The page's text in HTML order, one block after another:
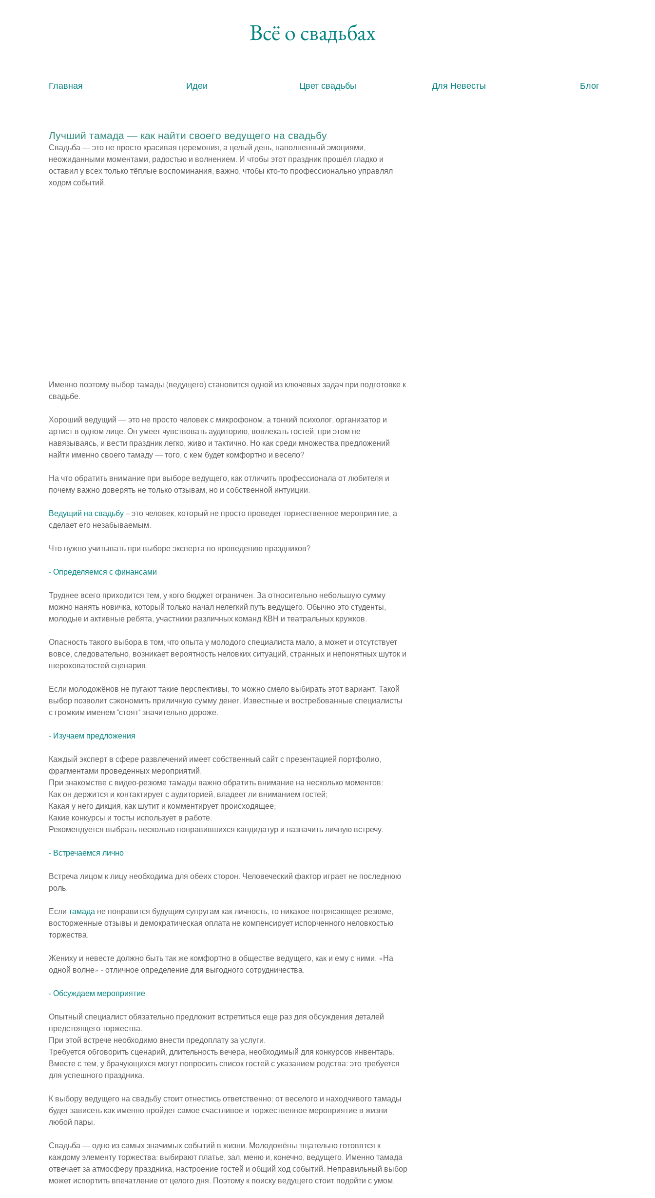
Всё о свадьбах
Главная Идеи Цвет свадьбы Для Невесты Блог
Лучший тамада — как найти своего ведущего на свадьбу
Свадьба — это не просто красивая церемония, а целый день, наполненный эмоциями,
неожиданными моментами, радостью и волнением. И чтобы этот праздник прошёл гладко и
оставил у всех только тёплые воспоминания, важно, чтобы кто-то профессионально управлял
ходом событий.
Именно поэтому выбор тамады (ведущего) становится одной из ключевых задач при подготовке к
свадьбе.
Хороший ведущий — это не просто человек с микрофоном, а тонкий психолог, организатор и
артист в одном лице. Он умеет чувствовать аудиторию, вовлекать гостей, при этом не
навязываясь, и вести праздник легко, живо и тактично. Но как среди множества предложений
найти именно своего тамаду — того, с кем будет комфортно и весело?
На что обратить внимание при выборе ведущего, как отличить профессионала от любителя и
почему важно доверять не только отзывам, но и собственной интуиции.
Ведущий на свадьбу – это человек, который не просто проведет торжественное мероприятие, а
сделает его незабываемым.
Что нужно учитывать при выборе эксперта по проведению праздников?
- Определяемся с финансами
Труднее всего приходится тем, у кого бюджет ограничен. За относительно небольшую сумму
можно нанять новичка, который только начал нелегкий путь ведущего. Обычно это студенты,
молодые и активные ребята, участники различных команд КВН и театральных кружков.
Опасность такого выбора в том, что опыта у молодого специалиста мало, а может и отсутствует
вовсе, следовательно, возникает вероятность неловких ситуаций, странных и непонятных шуток и
шероховатостей сценария.
Если молодожёнов не пугают такие перспективы, то можно смело выбирать этот вариант. Такой
выбор позволит сэкономить приличную сумму денег. Известные и востребованные специалисты
с громким именем "стоят" значительно дороже.
- Изучаем предложения
Каждый эксперт в сфере развлечений имеет собственный сайт с презентацией портфолио,
фрагментами проведенных мероприятий.
При знакомстве с видео-резюме тамады важно обратить внимание на несколько моментов:
Как он держится и контактирует с аудиторией, владеет ли вниманием гостей;
Какая у него дикция, как шутит и комментирует происходящее;
Какие конкурсы и тосты использует в работе.
Рекомендуется выбрать несколько понравившихся кандидатур и назначить личную встречу.
- Встречаемся лично
Встреча лицом к лицу необходима для обеих сторон. Человеческий фактор играет не последнюю
роль.
Если тамада не понравится будущим супругам как личность, то никакое потрясающее резюме,
восторженные отзывы и демократическая оплата не компенсирует испорченного неловкостью
торжества.
Жениху и невесте должно быть так же комфортно в обществе ведущего, как и ему с ними. «На
одной волне» - отличное определение для выгодного сотрудничества.
- Обсуждаем мероприятие
Опытный специалист обязательно предложит встретиться еще раз для обсуждения деталей
предстоящего торжества.
При этой встрече необходимо внести предоплату за услуги.
Требуется обговорить сценарий, длительность вечера, необходимый для конкурсов инвентарь.
Вместе с тем, у брачующихся могут попросить список гостей с указанием родства: это требуется
для успешного праздника.
К выбору ведущего на свадьбу стоит отнестись ответственно: от веселого и находчивого тамады
будет зависеть как именно пройдет самое счастливое и торжественное мероприятие в жизни
любой пары.
Свадьба — одно из самых значимых событий в жизни. Молодожёны тщательно готовятся к
каждому элементу торжества: выбирают платье, зал, меню и, конечно, ведущего. Именно тамада
отвечает за атмосферу праздника, настроение гостей и общий ход событий. Неправильный выбор
может испортить впечатление от целого дня. Поэтому к поиску ведущего стоит подойти с умом.